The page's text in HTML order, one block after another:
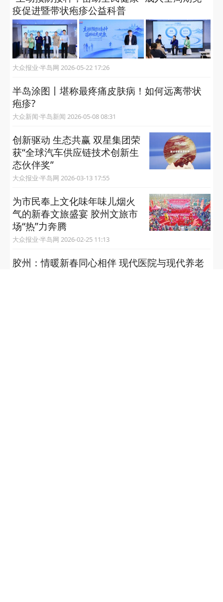
疫促进暨带状疱疹公益科普
大众报业·半岛网 2026-05-22 17:26
半岛涂图丨堪称最疼痛皮肤病！如何远离带状
疱疹?
大众新闻·半岛新闻 2026-05-08 08:31
创新驱动 生态共赢 双星集团荣
获“全球汽车供应链技术创新生
态伙伴奖”
大众报业·半岛网 2026-03-13 17:55
为市民奉上文化味年味儿烟火
气的新春文旅盛宴 胶州文旅市
场“热”力奔腾
大众报业·半岛网 2026-02-25 11:13
胶州：情暖新春同心相伴 现代医院与现代养老